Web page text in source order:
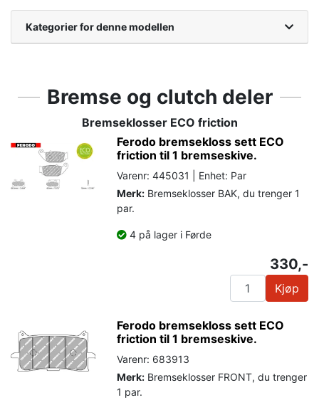
Kategorier for denne modellen
Bremse og clutch deler
Bremseklosser ECO friction
Ferodo bremsekloss sett ECO
friction til 1 bremseskive.
Varenr: 445031 | Enhet: Par
Merk: Bremseklosser BAK, du trenger 1
par.
4 på lager i Førde
330,-
Kjøp
Ferodo bremsekloss sett ECO
friction til 1 bremseskive.
Varenr: 683913
Merk: Bremseklosser FRONT, du trenger
1 par.